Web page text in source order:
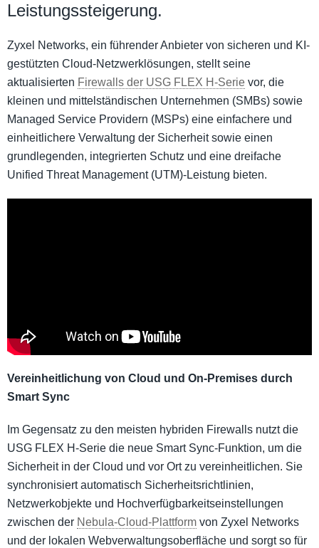
Leistungssteigerung.
Zyxel Networks, ein führender Anbieter von sicheren und KI-
gestützten Cloud-Netzwerklösungen, stellt seine
aktualisierten Firewalls der USG FLEX H-Serie vor, die
kleinen und mittelständischen Unternehmen (SMBs) sowie
Managed Service Providern (MSPs) eine einfachere und
einheitlichere Verwaltung der Sicherheit sowie einen
grundlegenden, integrierten Schutz und eine dreifache
Unified Threat Management (UTM)-Leistung bieten.
Vereinheitlichung von Cloud und On-Premises durch
Smart Sync
Im Gegensatz zu den meisten hybriden Firewalls nutzt die
USG FLEX H-Serie die neue Smart Sync-Funktion, um die
Sicherheit in der Cloud und vor Ort zu vereinheitlichen. Sie
synchronisiert automatisch Sicherheitsrichtlinien,
Netzwerkobjekte und Hochverfügbarkeitseinstellungen
zwischen der Nebula-Cloud-Plattform von Zyxel Networks
und der lokalen Webverwaltungsoberfläche und sorgt so für